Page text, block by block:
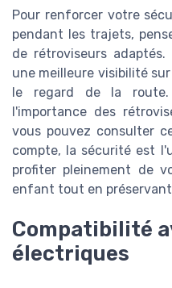
Pour renforcer votre
pendant les trajets,
de rétroviseurs adaptés.
une meilleure visibilité
le regard de la
l'importance des
vous pouvez consulter
compte, la sécurité est
profiter pleinement de
enfant tout en
Compatibilité
électriques